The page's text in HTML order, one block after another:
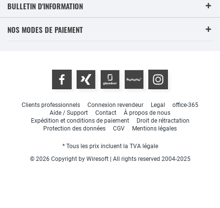
BULLETIN D'INFORMATION
NOS MODES DE PAIEMENT
Clients professionnels Connexion revendeur Legal
office-365
Aide / Support
Contact
À propos de nous
Expédition et conditions de paiement
Droit de rétractation
Protection des données
CGV Mentions légales
* Tous les prix incluent la TVA légale
© 2026 Copyright by Wiresoft | All rights reserved 2004-2025